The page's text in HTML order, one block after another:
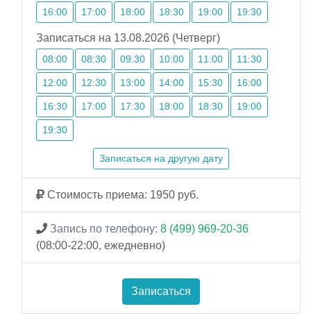
16:00 17:00 18:00 18:30 19:00 19:30
Записаться на 13.08.2026 (Четверг)
08:00 08:30 09:30 10:00 11:00 11:30
12:00 12:30 13:00 14:00 15:30 16:00
16:30 17:00 17:30 18:00 18:30 19:00
19:30
Записаться на другую дату
Стоимость приема: 1950 руб.
Запись по телефону: 8 (499) 969-20-36
(08:00-22:00, ежедневно)
Записаться